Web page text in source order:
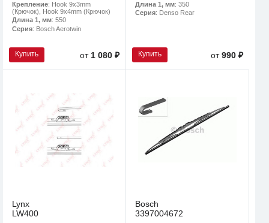
Крепление: Hook 9x3mm
(Крючок), Hook 9x4mm (Крючок)
Длина 1, мм: 550
Серия: Bosch Aerotwin
Купить от 1 080 ₽
Длина 1, мм: 350
Серия: Denso Rear
Купить от990 ₽
Lynx
LW400
Bosch
3397004672